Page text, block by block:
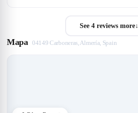
See 4 reviews more↓
Mapa 04149 Carboneras, Almería, Spain